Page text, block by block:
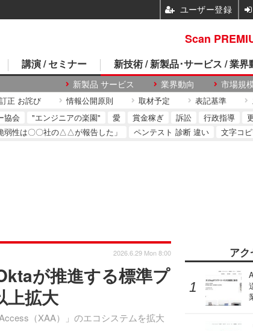
講演 / セミナー 新技術 / 新製品･サービス / 業界
新製品 サービス 業界動向 市場規
訂正 お詫び 情報公開原則 取材予定 表記基準
協会 "エンジニアの楽園" 愛 賞金稼ぎ 訴訟 行政指導
弱性は〇〇社の△△が報告した」
ペンテスト 診断 違い 文字コ
が推進する標準プ
上拡大
（XAA）」のエコシステムを拡大
2026.6.29 Mon 8:00 ア
Scan
ユーザー登録